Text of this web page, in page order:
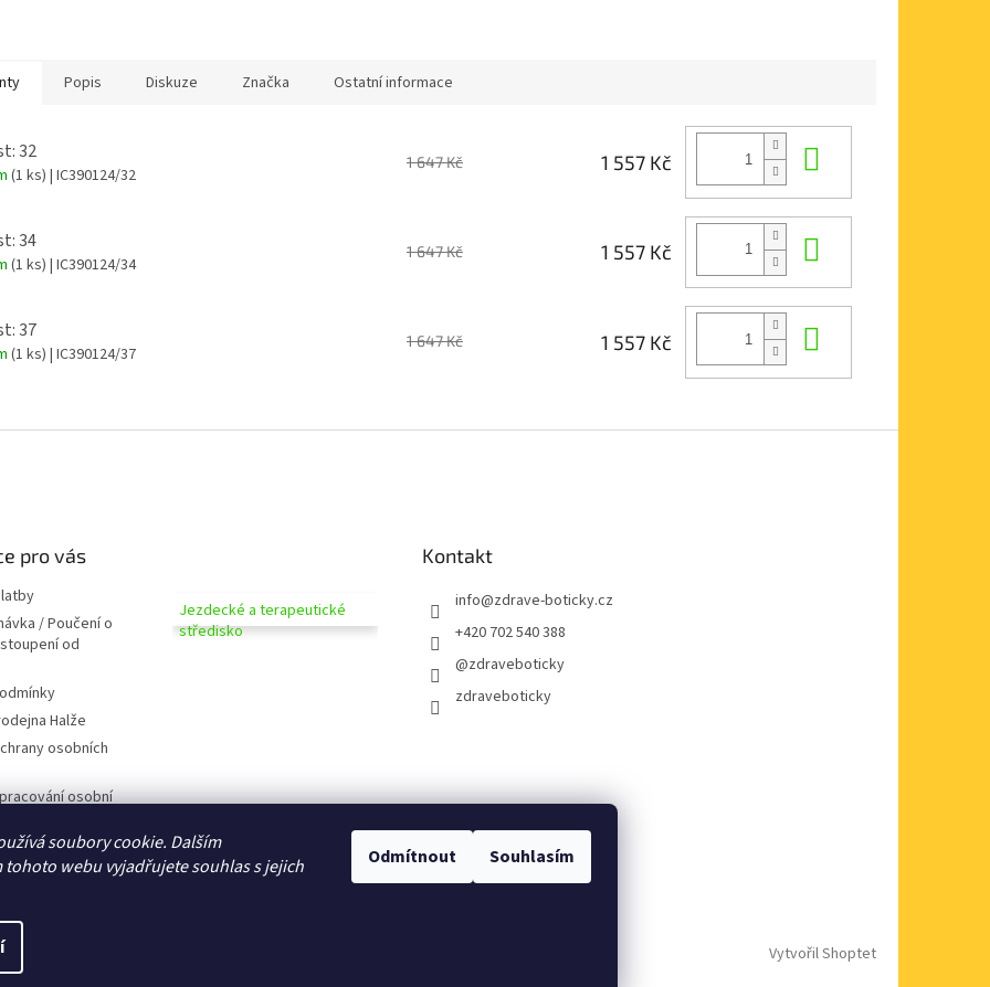
soubory cookie. Dalším
tohoto webu vyjadřujete souhlas s jejich
Odmítnout Souhlasím
Popis Diskuze Značka Ostatní informace
32
(1 ks) | IC390124/32
1 647 Kč 1 557 Kč
34
(1 ks) | IC390124/34
1 647 Kč 1 557 Kč
37
(1 ks) | IC390124/37
1 647 Kč 1 557 Kč
pro vás
/ Poučení o
od
Halže
osobních
osobní
Jezdecké a terapeutické
středisko
Kontakt
info@zdrave-boticky.cz
+420 702 540 388
@zdraveboticky
zdraveboticky
Vytvořil Shoptet